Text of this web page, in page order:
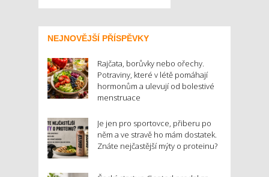
NEJNOVĚJŠÍ PŘÍSPĚVKY
Rajčata, borůvky nebo ořechy.
Potraviny, které v létě pomáhají
hormonům a ulevují od bolestivé
menstruace
Je jen pro sportovce, přiberu po
něm a ve stravě ho mám dostatek.
Znáte nejčastější mýty o proteinu?